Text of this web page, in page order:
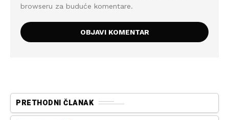
browseru za buduće komentare.
PRETHODNI ČLANAK